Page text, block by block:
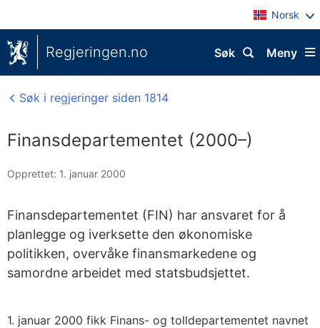
Norsk
Regjeringen.no Meny
Søk
Søk i regjeringer siden 1814
Finansdepartementet (2000–)
Opprettet: 1. januar 2000
Finansdepartementet (FIN) har ansvaret for å
planlegge og iverksette den økonomiske
politikken, overvåke finansmarkedene og
samordne arbeidet med statsbudsjettet.
1. januar 2000 fikk Finans- og tolldepartementet navnet